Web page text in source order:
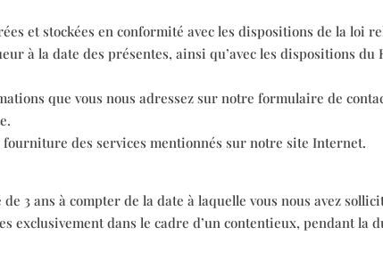
et stockées en conformité avec les dispositions de la loi
à la date des présentes, ainsi qu’avec les dispositions
que vous nous adressez sur notre formulaire de
des services mentionnés sur notre site Internet.
3 ans à compter de la date à laquelle vous nous avez
exclusivement dans le cadre d’un contentieux, pendant la